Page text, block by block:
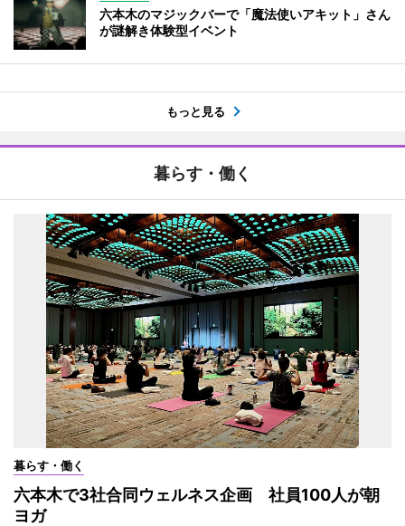
六本木のマジックバーで「魔法使いアキット」さん
が謎解き体験型イベント
もっと見る
暮らす・働く
暮らす・働く
六本木で3社合同ウェルネス企画 社員100人が朝
ヨガ